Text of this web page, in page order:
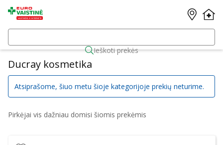
Ieškoti prekės
Ducray kosmetika
Atsiprašome, šiuo metu šioje kategorijoje prekių neturime.
Pirkėjai vis dažniau domisi šiomis prekėmis